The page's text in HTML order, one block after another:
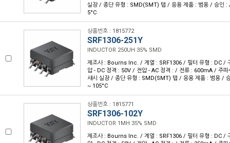
실장 / 종단 유형 : SMD(SMT) 탭 / 응용 제품 : 범용 / 승인 :
5°C
상품번호 : 1815772
SRF1306-251Y
INDUCTOR 250UH 35% SMD
제조사 : Bourns Inc. / 계열 : SRF1306 / 필터 유형 : DC /
압 - DC 정격 : 50V / 전압 - AC 정격 : / 전류 : 600mA / 주파
섀시 실장 / 종단 유형 : SMD(SMT) 탭 / 응용 제품 : 범용 /
~ 105°C
상품번호 : 1815771
SRF1306-102Y
INDUCTOR 1MH 35% SMD
제조사 : Bourns Inc. / 계열 : SRF1306 / 필터 유형 : DC /